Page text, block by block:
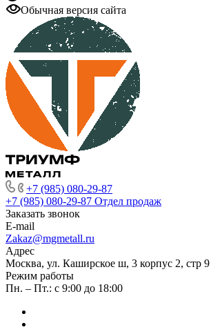
Обычная версия сайта
+7 (985) 080-29-87
+7 (985) 080-29-87 Отдел продаж
Заказать звонок
E-mail
Zakaz@mgmetall.ru
Адрес
Москва, ул. Каширское ш, 3 корпус 2, стр 9
Режим работы
Пн. – Пт.: с 9:00 до 18:00